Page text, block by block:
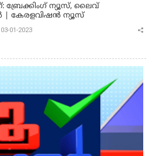
ബ്രേക്കിംഗ് ന്യൂസ്, ലൈവ്
| കേരളവിഷൻ ന്യൂസ്
01-2023